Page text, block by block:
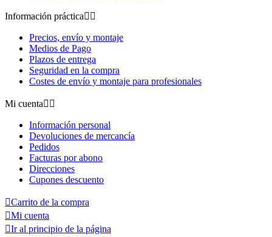
Información práctica 
Precios, envío y montaje
Medios de Pago
Plazos de entrega
Seguridad en la compra
Costes de envío y montaje para profesionales
Mi cuenta 
Información personal
Devoluciones de mercancía
Pedidos
Facturas por abono
Direcciones
Cupones descuento
Carrito de la compra
Mi cuenta
Ir al principio de la página